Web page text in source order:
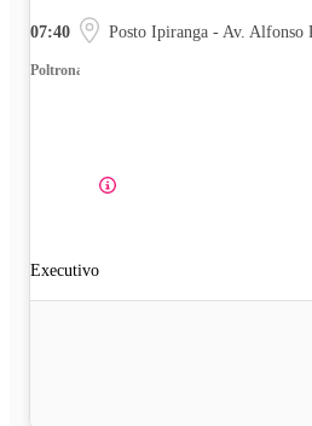
07:40 Posto Ipiranga - Av. Alfonso
Poltrona
Executivo